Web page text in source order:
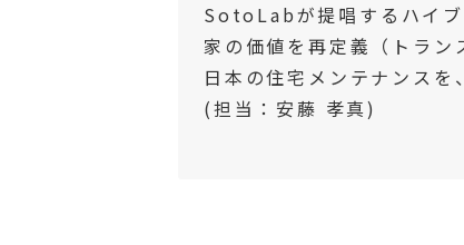
SotoLabが提唱するハイブ
家の価値を再定義（トラン
日本の住宅メンテナンスを
(担当：安藤 孝真)